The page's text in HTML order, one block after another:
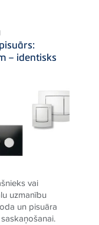
– identisks
vai
uzmanību
un pisuāra